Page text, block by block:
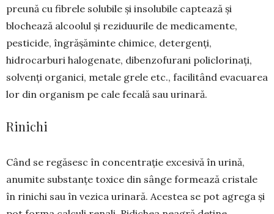
preună cu fibrele solubile și insolubile captează și
blochează alcoolul și re­ziduurile de medica­men­te,
pesticide, îngrășă­min­te chimice, deter­genți,
hidrocarburi halo­genate, dibenzofurani po­liclo­ri­naţi,
solvenţi organici, metale grele etc., facilitând evacuarea
lor din organism pe cale fecală sau urinară.
Rinichi
Când se regăsesc în concentrație excesivă în urină,
anumite substanțe toxice din sânge for­mează cristale
în rinichi sau în vezica urinară. Acestea se pot agrega și